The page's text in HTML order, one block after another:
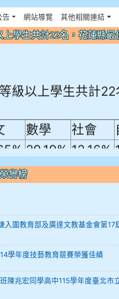
告 網站導覽 其他相關連結
學生共計22名，花蓮縣最
級以上學生共計22
數學 社會
29.19% 12.16%
譽榜
圍教育部及廣達文教基金會第17
學年度技藝教育競賽榮獲佳績
兆宏同學高中115學年度臺北市